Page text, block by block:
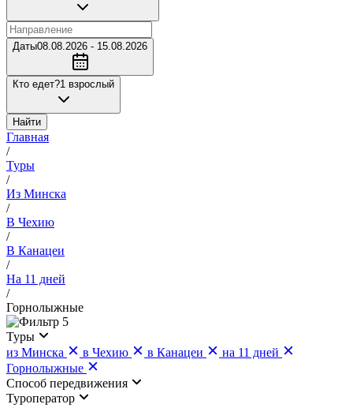
Даты08.08.2026 - 15.08.2026
Кто едет?1 взрослый
Найти
Главная
/
Туры
/
Из Минска
/
В Чехию
/
В Канацеи
/
На 11 дней
/
Горнолыжные
5
Туры
из Минска
в Чехию в Канацеи
на 11 дней
Горнолыжные
Cпособ передвижения
Туроператор